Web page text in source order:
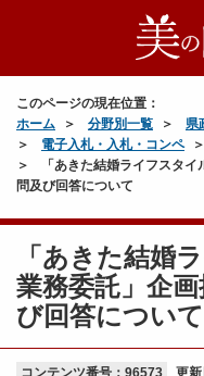
このページの現在位置：
ホーム
分野別一覧 県
電子入札・入札・コンペ
「あきた結婚ライフスタ
問及び回答について
「あきた結婚
業務委託」企
び回答について
コンテンツ番号：96573 更新